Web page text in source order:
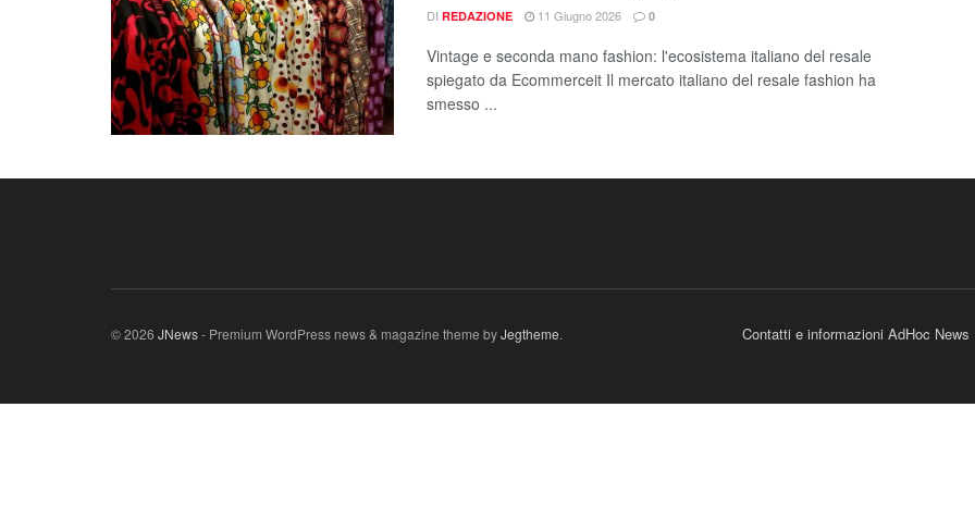
DI REDAZIONE 11 Giugno 2026 0
Vintage e seconda mano fashion: l'ecosistema italiano del resale
spiegato da Ecommerceit Il mercato italiano del resale fashion ha
smesso ...
Contatti e informazioni AdHoc News
© 2026 JNews- Premium WordPress news & magazine theme byJegtheme.